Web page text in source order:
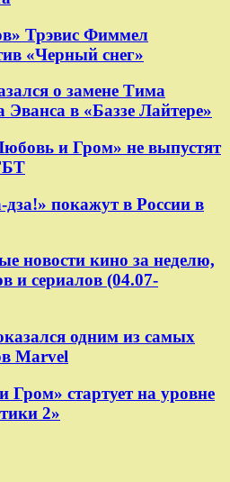
Трэвис Фиммел
«Черный снег»
о замене Тима
в «Баззе Лайтере»
и Гром» не выпустят
покажут в России в
новости кино за неделю,
и сериалов (04.07-
одним из самых
Marvel
стартует на уровне
2»